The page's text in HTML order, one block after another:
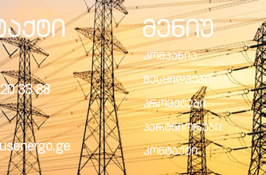
33 88
მენიუ
კომპანია
შესყიდვები
პროექტები
პარტნიორები
კონტაქტი